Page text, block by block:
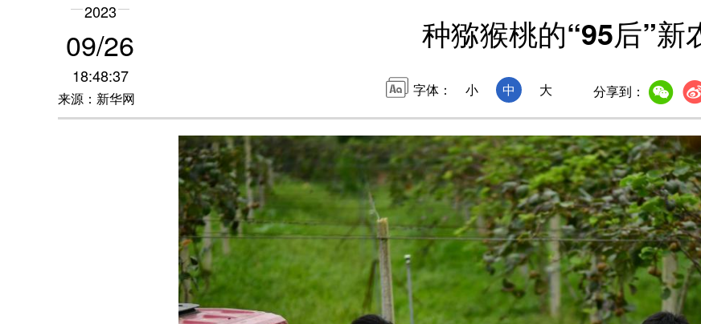
2023
09/26
18:48:37
来源：新华网
种猕猴桃的“95后”新
字体： 小 中 大 分享到：